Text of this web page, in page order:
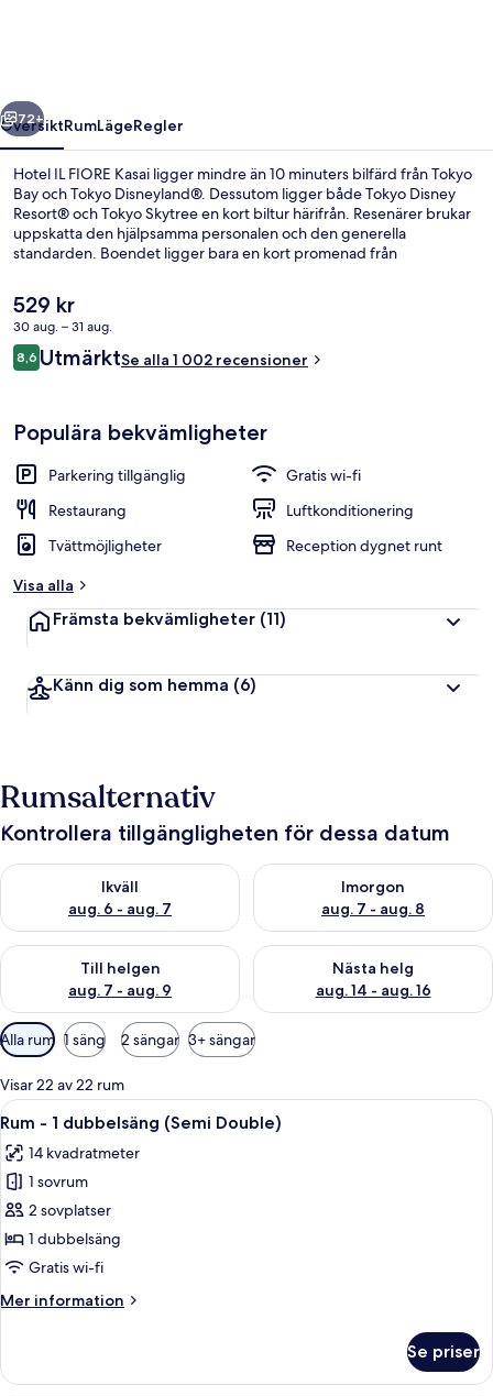
Boendets fasad
Nästa
72+
ÖversiktRumLägeRegler
Hotel IL FIORE Kasai ligger mindre än 10 minuters bilfärd från Tokyo
Bay och Tokyo Disneyland®. Dessutom ligger både Tokyo Disney
Resort® och Tokyo Skytree en kort biltur härifrån. Resenärer brukar
uppskatta den hjälpsamma personalen och den generella
standarden. Boendet ligger bara en kort promenad från
Det
nuvarande
priset
är
529 kr
30 aug. – 31 aug.
Recensioner
8,68,6 av 10,
UtmärktSe alla 1 002 recensioner
Populära bekvämligheter
Parkering tillgänglig
Gratis wi-fi
Restaurang
Luftkonditionering
Tvättmöjligheter
Reception dygnet runt
Visa alla
Främsta bekvämligheter (11)
Känn dig som hemma (6)
Rumsalternativ
Kontrollera tillgängligheten för dessa datum
Ikväll
aug. 6 - aug. 7
Kontrollera tillgängligheten för ikväll aug. 6 - aug. 7
Imorgon
aug. 7 - aug. 8
Kontrollera tillgängligheten
Till helgen
aug. 7 - aug. 9
Kontrollera tillgängligheten för den här helgen aug. 7 - aug. 9
Nästa helg
aug. 14 - aug. 16
Kontrollera tillgängligheten
Tillgängliga
filter
för
rum
Alla rum 1 säng 2 sängar 3+ sängar
Visar 22 av 22 rum
Öppna
alla
foton
för
Rum
-
1
(Semi
Ett hotellrum med en säng, en TV
17
Rum - 1 dubbelsäng (Semi Double)
14 kvadratmeter
1 sovrum
2 sovplatser
1 dubbelsäng
Gratis wi-fi
Mer information
Mer
-
Se priser